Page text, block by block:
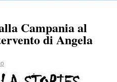
Campania al
di Angela